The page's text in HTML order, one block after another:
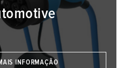
INFORMAÇÃO